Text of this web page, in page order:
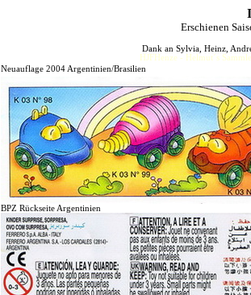
Erschienen
Dank an Sylvia, Heinz,
HJFHenze - Helmut´s
Neuauflage 2004 Argentinien/Brasilien
BPZ Rückseite Argentinien